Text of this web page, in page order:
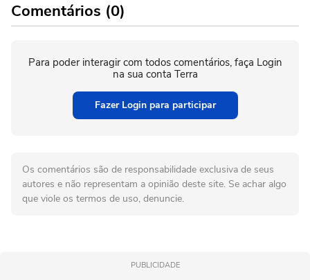
Comentários (0)
Para poder interagir com todos comentários, faça Login
na sua conta Terra
Fazer Login para participar
Os comentários são de responsabilidade exclusiva de seus
autores e não representam a opinião deste site. Se achar algo
que viole os termos de uso, denuncie.
PUBLICIDADE